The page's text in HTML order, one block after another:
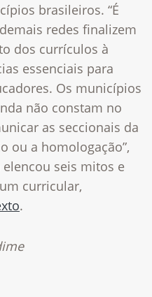
brasileiros. “É
redes finalizem
dos currículos à
essenciais para
Os municípios
não constam no
as seccionais da
ou a homologação”,
elencou seis mitos e
curricular,
.